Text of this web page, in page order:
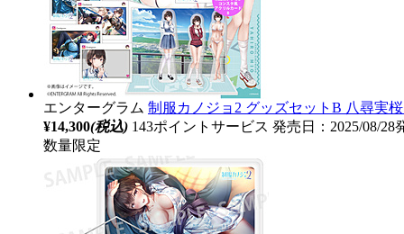
エンターグラム 制服カノジョ2 グッズセットB 八尋実桜
¥14,300(税込) 143ポイントサービス 発売日：2025/08/28
数量限定